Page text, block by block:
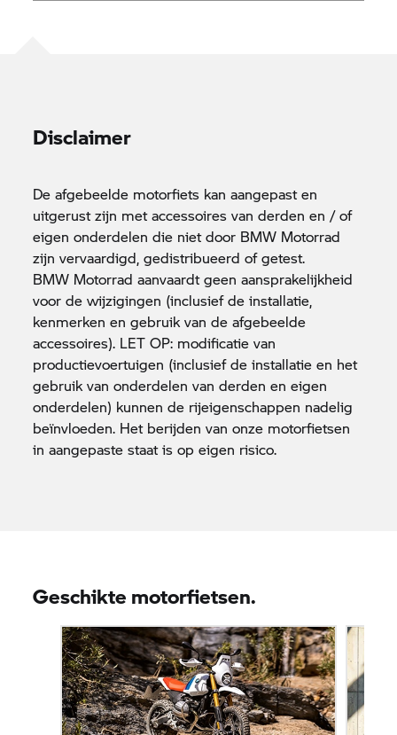
Disclaimer
De afgebeelde motorfiets kan aangepast en
uitgerust zijn met accessoires van derden en / of
eigen onderdelen die niet door BMW Motorrad
zijn vervaardigd, gedistribueerd of getest.
BMW Motorrad aanvaardt geen aansprakelijkheid
voor de wijzigingen (inclusief de installatie,
kenmerken en gebruik van de afgebeelde
accessoires). LET OP: modificatie van
productievoertuigen (inclusief de installatie en het
gebruik van onderdelen van derden en eigen
onderdelen) kunnen de rijeigenschappen nadelig
beïnvloeden. Het berijden van onze motorfietsen
in aangepaste staat is op eigen risico.
Geschikte motorfietsen.